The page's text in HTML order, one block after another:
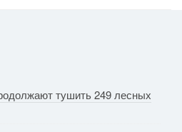
тушить 249 лесных